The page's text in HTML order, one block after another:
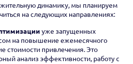
динамику, мы планируем
на следующих направлениях:
уже запущенных
на повышение ежемесячного
стоимости привлечения. Это
анализ эффективности, работу с